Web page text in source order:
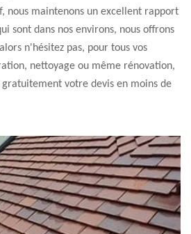
nous maintenons un excellent rapport
sont dans nos environs, nous offrons
n'hésitez pas, pour tous vos
nettoyage ou même rénovation,
gratuitement votre devis en moins de